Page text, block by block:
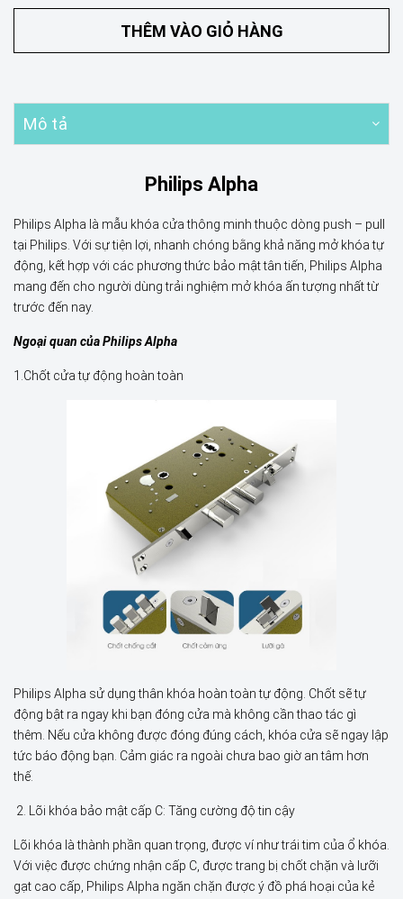
THÊM VÀO GIỎ HÀNG
Mô tả
Philips Alpha
Philips Alpha là mẫu khóa cửa thông minh thuộc dòng push – pull
tại Philips. Với sự tiện lợi, nhanh chóng bằng khả năng mở khóa tự
động, kết hợp với các phương thức bảo mật tân tiến, Philips Alpha
mang đến cho người dùng trải nghiệm mở khóa ấn tượng nhất từ
trước đến nay.
Ngoại quan của Philips Alpha
1.Chốt cửa tự động hoàn toàn
Philips Alpha sử dụng thân khóa hoàn toàn tự động. Chốt sẽ tự
động bật ra ngay khi bạn đóng cửa mà không cần thao tác gì
thêm. Nếu cửa không được đóng đúng cách, khóa cửa sẽ ngay lập
tức báo động bạn. Cảm giác ra ngoài chưa bao giờ an tâm hơn
thế.
2. Lõi khóa bảo mật cấp C: Tăng cường độ tin cậy
Lõi khóa là thành phần quan trọng, được ví như trái tim của ổ khóa.
Với việc được chứng nhận cấp C, được trang bị chốt chặn và lưỡi
gạt cao cấp, Philips Alpha ngăn chặn được ý đồ phá hoại của kẻ